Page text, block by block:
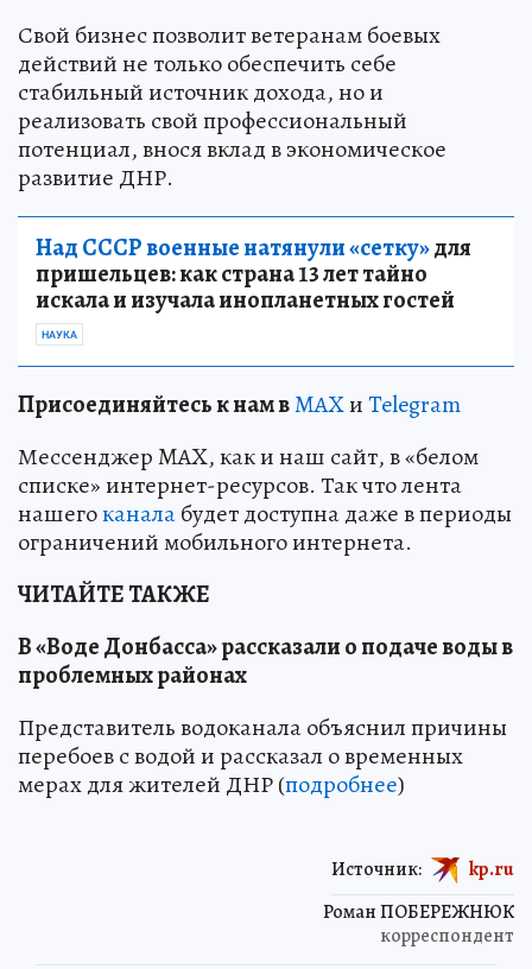
Свой бизнес позволит ветеранам боевых
действий не только обеспечить себе
стабильный источник дохода, но и
реализовать свой профессиональный
потенциал, внося вклад в экономическое
развитие ДНР.
Над СССР военные натянули «сетку»для
пришельцев: как страна 13 лет тайно
искала и изучала инопланетных гостей
НАУКА
Присоединяйтесь к нам вMAXиTelegram
Мессенджер MAX, как и наш сайт, в «белом
списке» интернет-ресурсов. Так что лента
нашегоканалабудет доступна даже в периоды
ограничений мобильного интернета.
ЧИТАЙТЕ ТАКЖЕ
В «Воде Донбасса» рассказали о подаче воды в
проблемных районах
Представитель водоканала объяснил причины
перебоев с водой и рассказал о временных
мерах для жителей ДНР (подробнее)
Роман ПОБЕРЕЖНЮК
корреспондент
Источник: kp.ru